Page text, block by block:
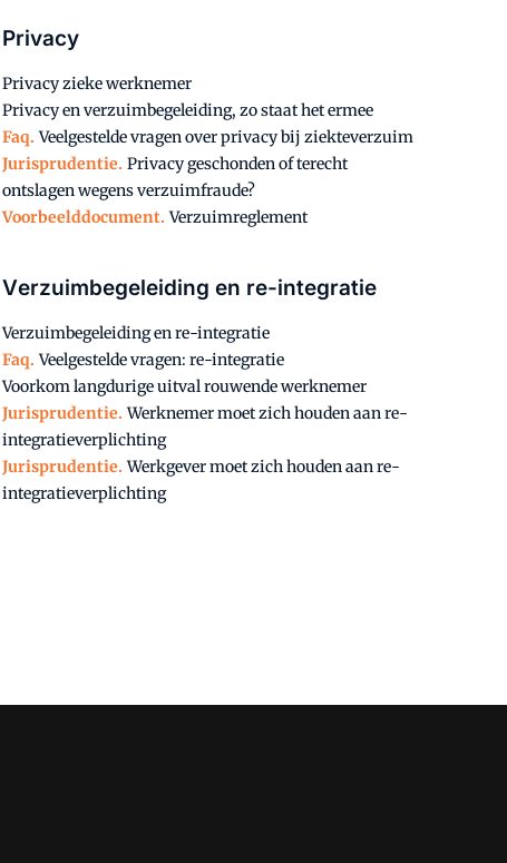
Privacy
Privacy zieke werknemer
Privacy en verzuimbegeleiding, zo staat het ermee
Faq. Veelgestelde vragen over privacy bij ziekteverzuim
Jurisprudentie. Privacy geschonden of terecht
ontslagen wegens verzuimfraude?
Voorbeelddocument. Verzuimreglement
Verzuimbegeleiding en re-integratie
Verzuimbegeleiding en re-integratie
Faq. Veelgestelde vragen: re-integratie
Voorkom langdurige uitval rouwende werknemer
Jurisprudentie. Werknemer moet zich houden aan re-
integratieverplichting
Jurisprudentie. Werkgever moet zich houden aan re-
integratieverplichting